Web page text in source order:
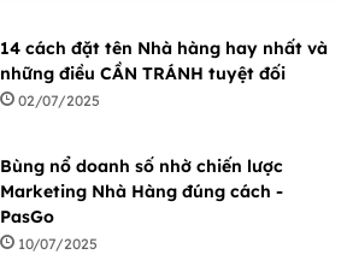
14 cách đặt tên Nhà hàng hay nhất và
những điều CẦN TRÁNH tuyệt đối
02/07/2025
Bùng nổ doanh số nhờ chiến lược
Marketing Nhà Hàng đúng cách -
PasGo
10/07/2025